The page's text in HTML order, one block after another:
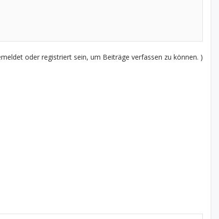
oder registriert sein, um Beiträge verfassen zu können. )